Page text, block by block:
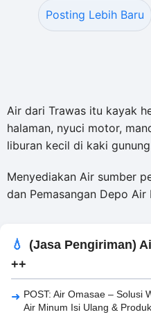
Posting Lebih Baru
Air dari Trawas itu kayak
halaman, nyuci motor,
liburan kecil di kaki
Menyediakan Air sumber
dan Pemasangan Depo
(Jasa Pengiriman)
++
POST: Air Omasae – Solusi
Air Minum Isi Ulang &